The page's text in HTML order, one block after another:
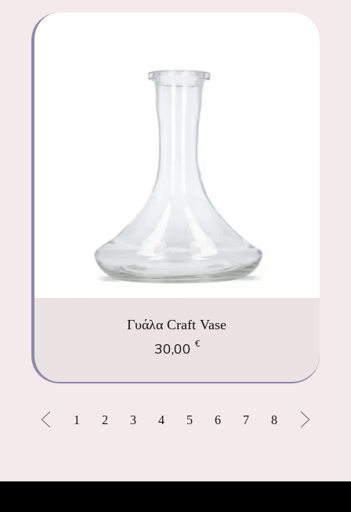
Γυάλα Craft Vase
30,00 €
1 2 3 4 5 6 7 8